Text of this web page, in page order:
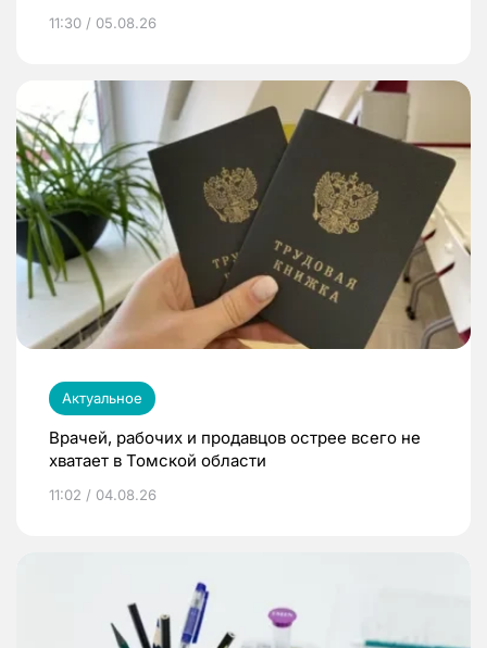
11:30 / 05.08.26
Актуальное
Врачей, рабочих и продавцов острее всего не
хватает в Томской области
11:02 / 04.08.26